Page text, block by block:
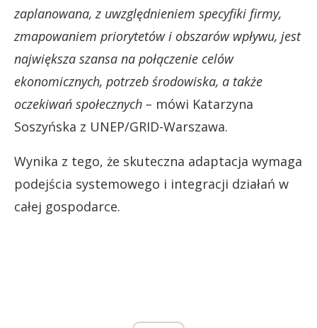
zaplanowana, z uwzględnieniem specyfiki firmy,
zmapowaniem priorytetów i obszarów wpływu, jest
największa szansa na połączenie celów
ekonomicznych, potrzeb środowiska, a także
oczekiwań społecznych – mówi Katarzyna
Soszyńska z UNEP/GRID-Warszawa.
Wynika z tego, że skuteczna adaptacja wymaga
podejścia systemowego i integracji działań w
całej gospodarce.